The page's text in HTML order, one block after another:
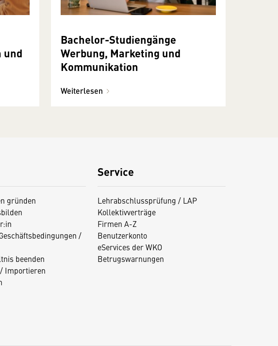
und
Bachelor-Studiengänge
Werbung, Marketing und
Kommunikation
Weiterlesen
gründen
/
beenden
Importieren
Service
Lehrabschlussprüfung / LAP
Kollektivverträge
Firmen A-Z
Benutzerkonto
eServices der WKO
Betrugswarnungen